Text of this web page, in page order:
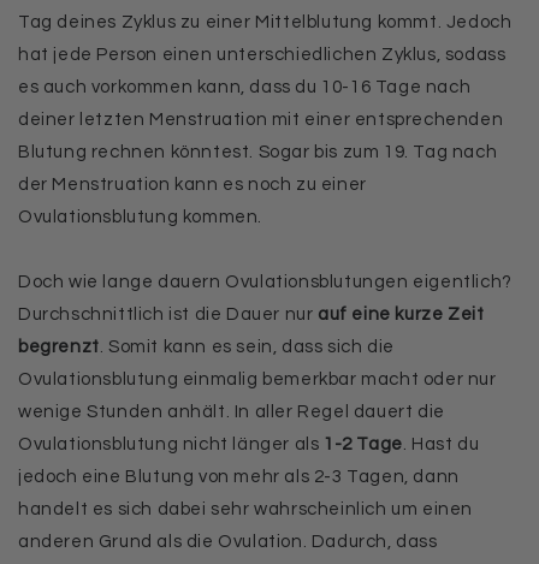
Tag deines Zyklus zu einer Mittelblutung kommt. Jedoch
hat jede Person einen unterschiedlichen Zyklus, sodass
es auch vorkommen kann, dass du 10-16 Tage nach
deiner letzten Menstruation mit einer entsprechenden
Blutung rechnen könntest. Sogar bis zum 19. Tag nach
der Menstruation kann es noch zu einer
Ovulationsblutung kommen.
Doch wie lange dauern Ovulationsblutungen eigentlich?
Durchschnittlich ist die Dauer nur auf eine kurze Zeit
begrenzt. Somit kann es sein, dass sich die
Ovulationsblutung einmalig bemerkbar macht oder nur
wenige Stunden anhält. In aller Regel dauert die
Ovulationsblutung nicht länger als 1-2 Tage. Hast du
jedoch eine Blutung von mehr als 2-3 Tagen, dann
handelt es sich dabei sehr wahrscheinlich um einen
anderen Grund als die Ovulation. Dadurch, dass